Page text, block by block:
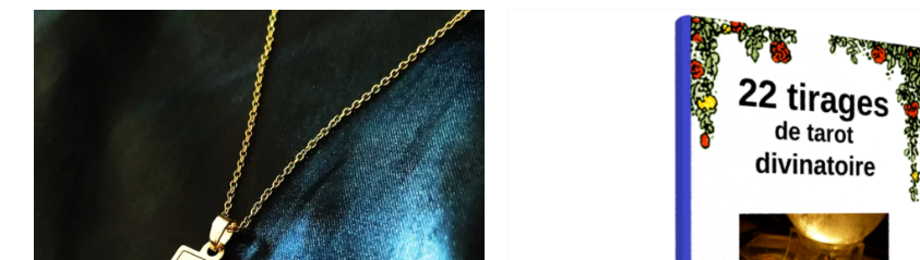
AJOUTER AU PANIER / DETAILS AJOUTER AU PANIER / DETAILS